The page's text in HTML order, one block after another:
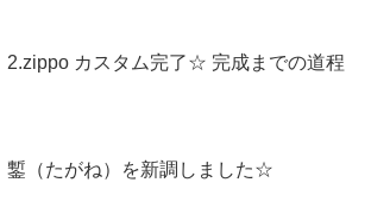
2.zippo カスタム完了☆ 完成までの道程
鏨（たがね）を新調しました☆